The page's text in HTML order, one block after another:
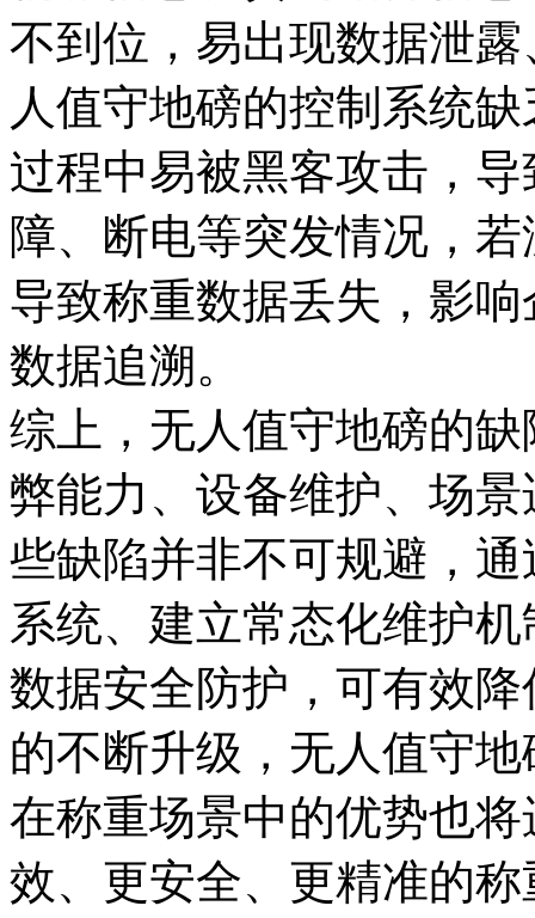
不到位，易出现数据泄
人值守地磅的控制系统
过程中易被黑客攻击，
障、断电等突发情况，
导致称重数据丢失，影
数据追溯。
综上，无人值守地磅的
弊能力、设备维护、场
些缺陷并非不可规避，
系统、建立常态化维护
数据安全防护，可有效
的不断升级，无人值守
在称重场景中的优势也
效、更安全、更精准的